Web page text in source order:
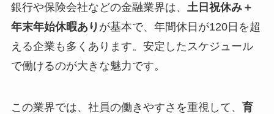
銀行や保険会社などの金融業界は、
土日祝休み＋
年末年始休暇あり が基本で、年間休日が120日を超
える企業も多くあります。安定したスケジュール
で働けるのが大きな魅力です。
この業界では、社員の働きやすさを重視して、 育